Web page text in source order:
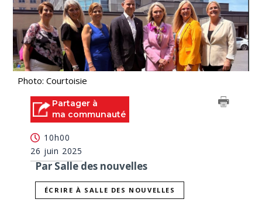
Photo: Courtoisie
Partager à
ma communauté
10h00
26 juin 2025
Par Salle des nouvelles
ÉCRIRE À SALLE DES NOUVELLES